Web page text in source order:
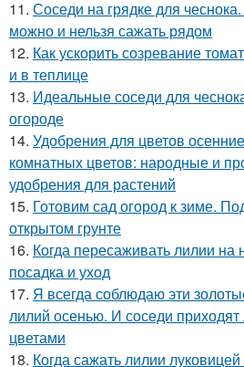
11. Соседи на грядке для
можно и нельзя сажать рядом
12. Как ускорить созревание
и в теплице
13. Идеальные соседи для
огороде
14. Удобрения для цветов
комнатных цветов: народные и
удобрения для растений
15. Готовим сад огород к зиме.
открытом грунте
16. Когда пересаживать лилии на
посадка и уход
17. Я всегда соблюдаю эти
лилий осенью. И соседи
цветами
18. Когда сажать лилии